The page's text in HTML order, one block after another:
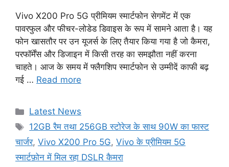
Vivo X200 Pro 5G प्रीमियम स्मार्टफोन सेगमेंट में एक
पावरफुल और फीचर-लोडेड डिवाइस के रूप में सामने आता है। यह
फोन खासतौर पर उन यूजर्स के लिए तैयार किया गया है जो कैमरा,
परफॉर्मेंस और डिजाइन में किसी तरह का समझौता नहीं करना
चाहते। आज के समय में फ्लैगशिप स्मार्टफोन से उम्मीदें काफी बढ़
गई … Read more
Categories
Latest News
Tags
12GB रैम तथा 256GB स्टोरेज के साथ 90W का फास्ट
चार्जर, Vivo X200 Pro 5G, Vivo के प्रीमियम 5G
स्मार्टफ़ोन में मिल रहा DSLR कैमरा